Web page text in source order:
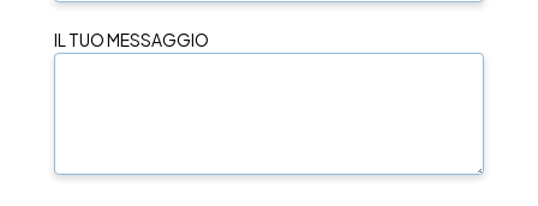
IL TUO MESSAGGIO